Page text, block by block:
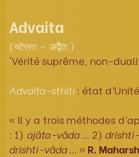
Advaita
(অদ্বৈত — अद्वैत:)
'Vérité suprême, non-
Advaïta-sthiti : état
« Il y a trois méthodes
: 1) ajâta-vâda… 2)
drishti-vâda… » R.